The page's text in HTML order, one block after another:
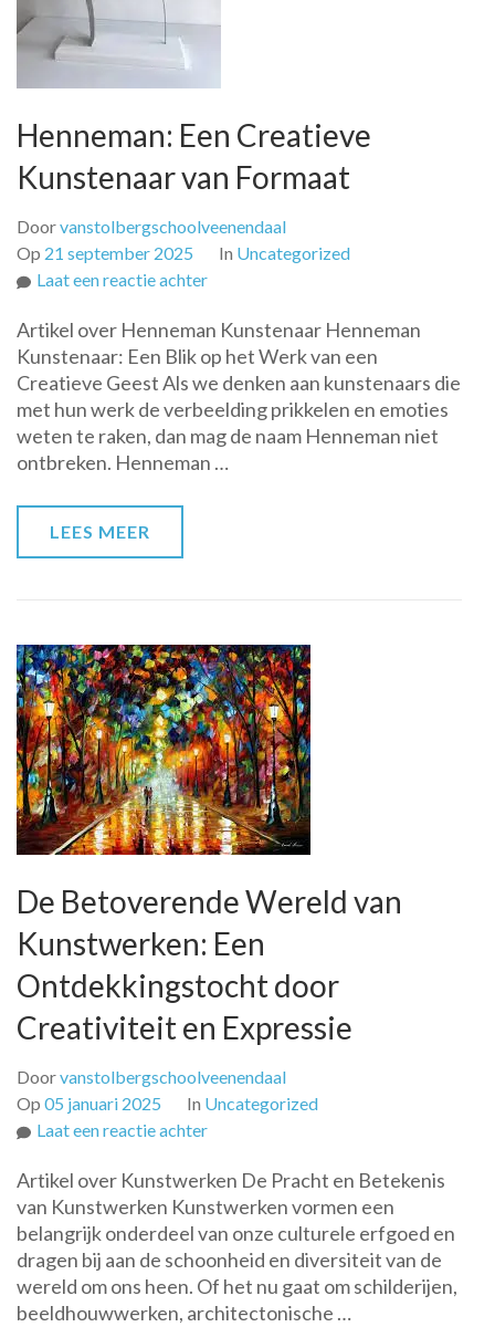
Henneman: Een Creatieve
Kunstenaar van Formaat
Doorvanstolbergschoolveenendaal
Op 21 september 2025 In Uncategorized
Laat een reactie achterop
Een
Creatieve
Kunstenaar
van
Formaat
Artikel over Henneman Kunstenaar Henneman
Kunstenaar: Een Blik op het Werk van een
Creatieve Geest Als we denken aan kunstenaars die
met hun werk de verbeelding prikkelen en emoties
weten te raken, dan mag de naam Henneman niet
ontbreken. Henneman …
LEES MEER
De Betoverende Wereld van
Kunstwerken: Een
Ontdekkingstocht door
Creativiteit en Expressie
Doorvanstolbergschoolveenendaal
Op 05 januari 2025 In Uncategorized
Laat een reactie achterop
Betoverende
Wereld
van
Kunstwerken:
Een
Ontdekkingstocht
Artikel over Kunstwerken De Pracht en Betekenis
van Kunstwerken Kunstwerken vormen een
belangrijk onderdeel van onze culturele erfgoed en
dragen bij aan de schoonheid en diversiteit van de
wereld om ons heen. Of het nu gaat om schilderijen,
beeldhouwwerken, architectonische …